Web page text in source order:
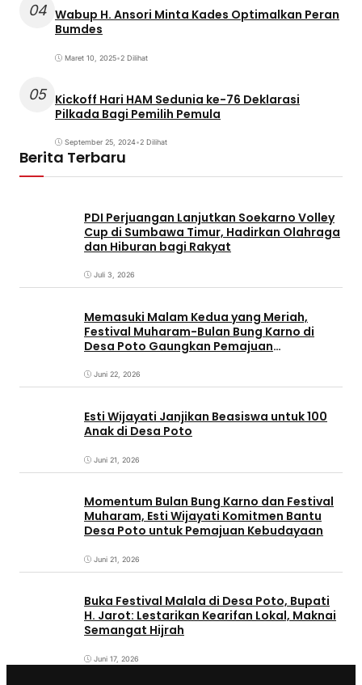
04 Wabup H. Ansori Minta Kades Optimalkan Peran
Bumdes
Maret 10, 2025•2 Dilihat
05 Kickoff Hari HAM Sedunia ke-76 Deklarasi
Pilkada Bagi Pemilih Pemula
September 25, 2024•2 Dilihat
Berita Terbaru
PDI Perjuangan Lanjutkan Soekarno Volley
Cup di Sumbawa Timur, Hadirkan Olahraga
dan Hiburan bagi Rakyat
Juli 3, 2026
Memasuki Malam Kedua yang Meriah,
Festival Muharam-Bulan Bung Karno di
Desa Poto Gaungkan Pemajuan
Juni 22, 2026
Esti Wijayati Janjikan Beasiswa untuk 100
Anak di Desa Poto
Juni 21, 2026
Momentum Bulan Bung Karno dan Festival
Muharam, Esti Wijayati Komitmen Bantu
Desa Poto untuk Pemajuan Kebudayaan
Juni 21, 2026
Buka Festival Malala di Desa Poto, Bupati
H. Jarot: Lestarikan Kearifan Lokal, Maknai
Semangat Hijrah
Juni 17, 2026